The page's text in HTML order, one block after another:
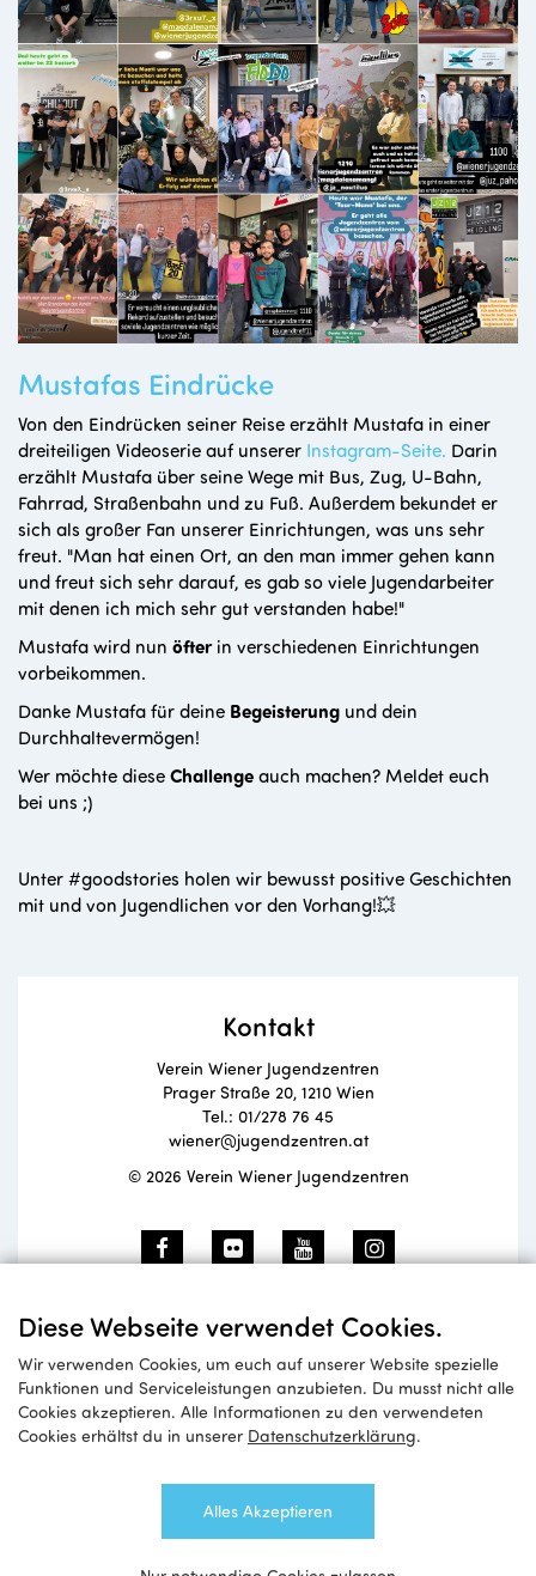
Diese Webseite verwendet Cookies.
Wir verwenden Cookies, um euch auf unserer Website spezielle
Funktionen und Serviceleistungen anzubieten. Du musst nicht alle
Cookies akzeptieren. Alle Informationen zu den verwendeten
Cookies erhältst du in unserer Datenschutzerklärung.
Alles Akzeptieren
Mustafas Eindrücke
Von den Eindrücken seiner Reise erzählt Mustafa in einer
dreiteiligen Videoserie auf unserer Instagram-Seite. Darin
erzählt Mustafa über seine Wege mit Bus, Zug, U-Bahn,
Fahrrad, Straßenbahn und zu Fuß. Außerdem bekundet er
sich als großer Fan unserer Einrichtungen, was uns sehr
freut. "Man hat einen Ort, an den man immer gehen kann
und freut sich sehr darauf, es gab so viele Jugendarbeiter
mit denen ich mich sehr gut verstanden habe!"
Mustafa wird nun öfterin verschiedenen Einrichtungen
vorbeikommen.
Danke Mustafa für deine Begeisterung und dein
Durchhaltevermögen!
Wer möchte dieseChallengeauch machen? Meldet euch
bei uns ;)
Unter #goodstories holen wir bewusst positive Geschichten
mit und von Jugendlichen vor den Vorhang!💥
Kontakt
Verein Wiener Jugendzentren
Prager Straße 20, 1210 Wien
Tel.: 01/278 76 45
wiener@jugendzentren.at
© 2026 Verein Wiener Jugendzentren
Newsletteranmeldung
Anmelden